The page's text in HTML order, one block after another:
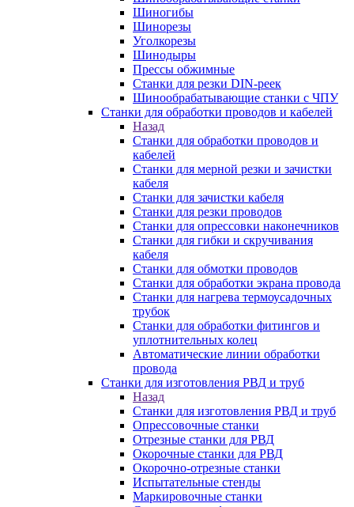
Шиногибы
Шинорезы
Уголкорезы
Шинодыры
Прессы обжимные
Станки для резки DIN-реек
Шинообрабатывающие станки с ЧПУ
Станки для обработки проводов и кабелей
Назад
Станки для обработки проводов и
кабелей
Станки для мерной резки и зачистки
кабеля
Станки для зачистки кабеля
Станки для резки проводов
Станки для опрессовки наконечников
Станки для гибки и скручивания
кабеля
Станки для обмотки проводов
Станки для обработки экрана провода
Станки для нагрева термоусадочных
трубок
Станки для обработки фитингов и
уплотнительных колец
Автоматические линии обработки
провода
Станки для изготовления РВД и труб
Назад
Станки для изготовления РВД и труб
Опрессовочные станки
Отрезные станки для РВД
Окорочные станки для РВД
Окорочно-отрезные станки
Испытательные стенды
Маркировочные станки